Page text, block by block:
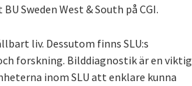
Sweden West & South på CGI.
liv. Dessutom finns SLU:s
forskning. Bilddiagnostik är en viktig
inom SLU att enklare kunna